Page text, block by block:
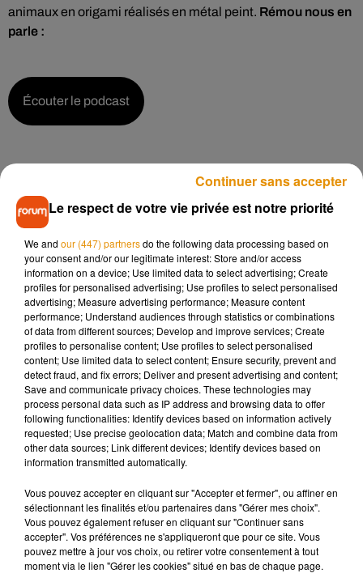
animaux en origami réalisés en métal peint. Rémou nous en
parle :
Écouter le podcast
15 gros animaux ont pris place dans les douves, dans des
pavillons ou encore dans des cages dans les salles du logis
plaques de fer de 3m de long sur 1,50m de large, qu’il
découpe et peint en couleurs vives :
Écouter le podcast
Rendez-vous donc du 7 juin au 30 septembre 2019, de 9h30
à 18h30 dans les jardins et sur les remparts du château. Plus
d’informationssur le site du château d’Angers.
Musique
Le respect de votre vie privée est notre priorité
We and our (447) partnersdo the following data processing based on
your consent and/or our legitimate interest: Store and/or access
information on a device; Use limited data to select advertising; Create
profiles for personalised advertising; Use profiles to select personalised
advertising; Measure advertising performance; Measure content
performance; Understand audiences through statistics or combinations
of data from different sources; Develop and improve services; Create
profiles to personalise content; Use profiles to select personalised
content; Use limited data to select content; Ensure security, prevent and
detect fraud, and fix errors; Deliver and present advertising and content;
Save and communicate privacy choices. These technologies may
process personal data such as IP address and browsing data to offer
following functionalities: Identify devices based on information actively
requested; Use precise geolocation data; Match and combine data from
other data sources; Link different devices; Identify devices based on
information transmitted automatically.
Vous pouvez accepter en cliquant sur "Accepter et fermer", ou affiner en
sélectionnant les finalités et/ou partenaires dans "Gérer mes choix".
Vous pouvez également refuser en cliquant sur "Continuer sans
accepter". Vos préférences ne s'appliqueront que pour ce site. Vous
pouvez mettre à jour vos choix, ou retirer votre consentement à tout
moment via le lien "Gérer les cookies" situé en bas de chaque page.
Continuer sans accepter